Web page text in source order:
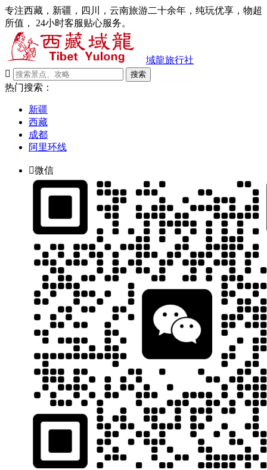
专注西藏，新疆，四川，云南旅游二十余年，纯玩优享，物超
所值， 24小时客服贴心服务。
域龍旅行社

搜索
热门搜索：
新疆
西藏
成都
阿里环线
微信